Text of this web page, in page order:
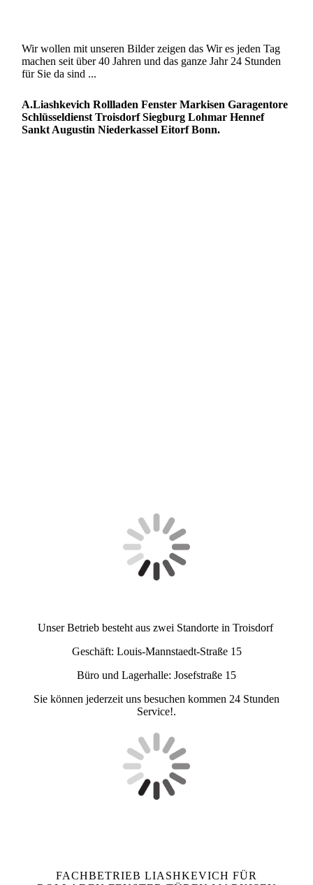
Wir wollen mit unseren Bilder zeigen das Wir es jeden Tag
machen seit über 40 Jahren und das ganze Jahr 24 Stunden
für Sie da sind ...
A.Liashkevich Rollladen Fenster Markisen Garagentore
Schlüsseldienst Troisdorf Siegburg Lohmar Hennef
Sankt Augustin Niederkassel Eitorf Bonn.
Unser Betrieb besteht aus zwei Standorte in Troisdorf
Geschäft: Louis-Mannstaedt-Straße 15
Büro und Lagerhalle: Josefstraße 15
Sie können jederzeit uns besuchen kommen 24 Stunden
Service!.
FACHBETRIEB LIASHKEVICH FÜR